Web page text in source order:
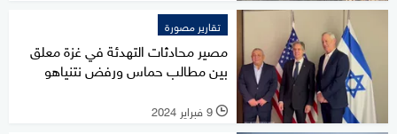
تقارير مصورة
مصير محادثات التهدئة في غزة معلق
بين مطالب حماس ورفض نتنياهو
l 9 فبراير 2024